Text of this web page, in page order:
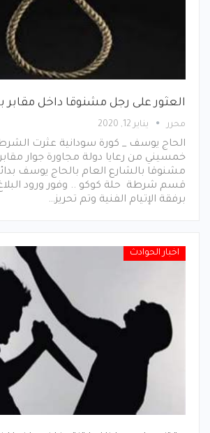
العثور على رجل مشنوقا داخل مقابر
محرر يناير 12, 2020
الحاج يوسف _ كورة سودانية عثرت
خمسيني من رعايا دولة مجاورة جوار
مشنوقا بالشارع العام بالحاج يوسف
قسم شرطة حلة كوكو .. وفور ورود
برفقة الإتيام الفنية وتم تحريز…
اخبار الحوادث